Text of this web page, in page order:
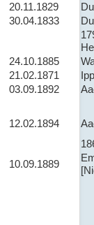
20.11.1829
30.04.1833
24.10.1885
21.02.1871
03.09.1892
12.02.1894
10.09.1889